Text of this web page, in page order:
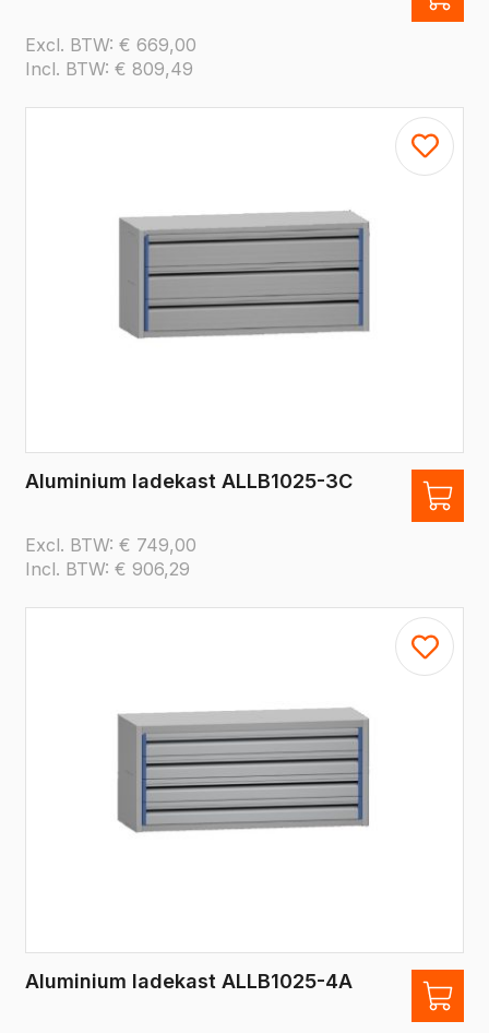
Excl. BTW: € 669,00
Incl. BTW: € 809,49
Aluminium ladekast ALLB1025-3C
Excl. BTW: € 749,00
Incl. BTW: € 906,29
Aluminium ladekast ALLB1025-4A